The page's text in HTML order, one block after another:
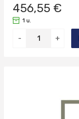
456,55 €
- +
1 u.